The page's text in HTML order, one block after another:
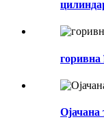
горивна
Ојачана